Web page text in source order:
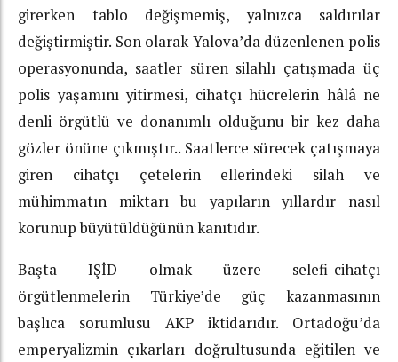
girerken tablo değişmemiş, yalnızca saldırılar
değiştirmiştir. Son olarak Yalova’da düzenlenen polis
operasyonunda, saatler süren silahlı çatışmada üç
polis yaşamını yitirmesi, cihatçı hücrelerin hâlâ ne
denli örgütlü ve donanımlı olduğunu bir kez daha
gözler önüne çıkmıştır.. Saatlerce sürecek çatışmaya
giren cihatçı çetelerin ellerindeki silah ve
mühimmatın miktarı bu yapıların yıllardır nasıl
korunup büyütüldüğünün kanıtıdır.
Başta IŞİD olmak üzere selefi-cihatçı
örgütlenmelerin Türkiye’de güç kazanmasının
başlıca sorumlusu AKP iktidarıdır. Ortadoğu’da
emperyalizmin çıkarları doğrultusunda eğitilen ve